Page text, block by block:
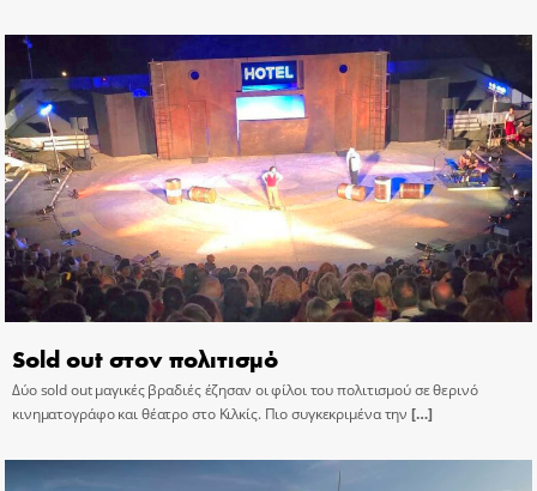
Sold out στον πολιτισμό
Δύο sold out μαγικές βραδιές έζησαν οι φίλοι του πολιτισμού σε θερινό
κινηματογράφο και θέατρο στο Κιλκίς. Πιο συγκεκριμένα την […]